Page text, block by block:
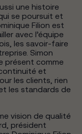
une histoire
se poursuit et
Filion est
avec l’équipe
les savoir-faire
Simon
présent comme
et
les clients, rien
les standards de
vision de qualité
président